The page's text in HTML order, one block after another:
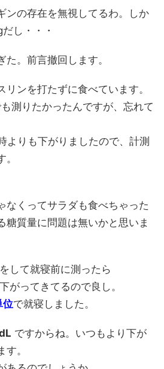
ンの存在を無視してるわ。しか
し・・・
。前言撤回します。
ンを打たずに食べています。
測りたかったんですが、忘れて
よりも下がりましたので、計測
なくってサラダも食べちゃった
糖質量に問題は無いかと思いま
して就寝前に測ったら
がってきてるので良し。
位で就寝しました。
ですからね。いつもより下が
。